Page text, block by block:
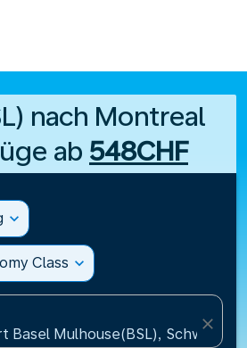
nach Montreal
ab 548CHF
expand_more
Class expand_more
Basel Mulhouse(BSL), Schweiz
close